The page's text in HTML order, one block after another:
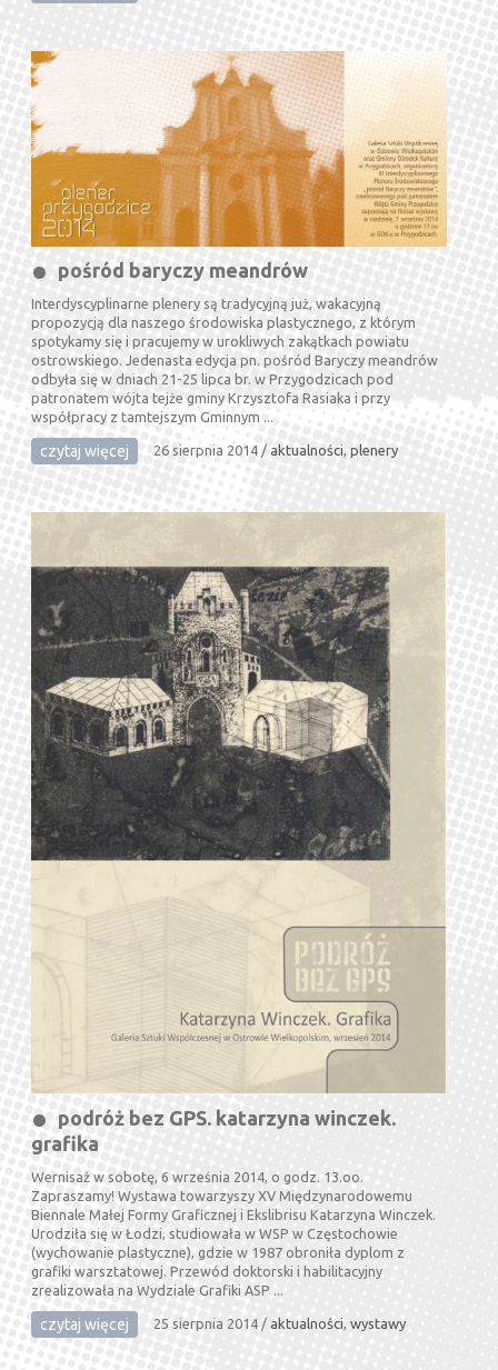
pośród baryczy meandrów
Interdyscyplinarne plenery są tradycyjną już, wakacyjną
propozycją dla naszego środowiska plastycznego, z którym
spotykamy się i pracujemy w urokliwych zakątkach powiatu
ostrowskiego. Jedenasta edycja pn. pośród Baryczy meandrów
odbyła się w dniach 21-25 lipca br. w Przygodzicach pod
patronatem wójta tejże gminy Krzysztofa Rasiaka i przy
współpracy z tamtejszym Gminnym ...
czytaj więcej 26 sierpnia 2014 / aktualności, plenery
podróż bez GPS. katarzyna winczek.
grafika
Wernisaż w sobotę, 6 września 2014, o godz. 13.oo.
Zapraszamy! Wystawa towarzyszy XV Międzynarodowemu
Biennale Małej Formy Graficznej i Ekslibrisu Katarzyna Winczek.
Urodziła się w Łodzi, studiowała w WSP w Częstochowie
(wychowanie plastyczne), gdzie w 1987 obroniła dyplom z
grafiki warsztatowej. Przewód doktorski i habilitacyjny
zrealizowała na Wydziale Grafiki ASP ...
czytaj więcej 25 sierpnia 2014 / aktualności, wystawy